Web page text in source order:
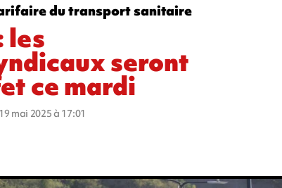
du transport sanitaire
les
seront
ce mardi
mai 2025 à 17:01